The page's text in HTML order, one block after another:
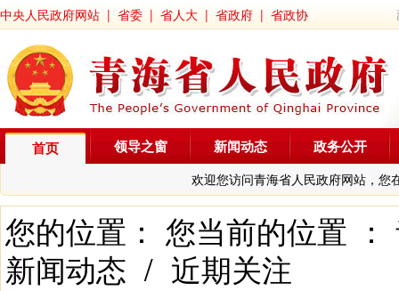
中央人民政府网站 | 省委 | 省人大 | 省政府 | 省政协
首页
欢迎您访问青海省人民政府网站，您
领导之窗 新闻动态 政务公开
您的位置： 您当前的位置 ：
新闻动态 / 近期关注